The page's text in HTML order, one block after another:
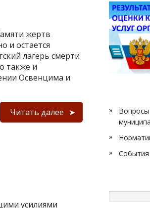
жертв
и остается
лагерь смерти
также и
Освенцима и
Читать далее
усилиями
Вопросы